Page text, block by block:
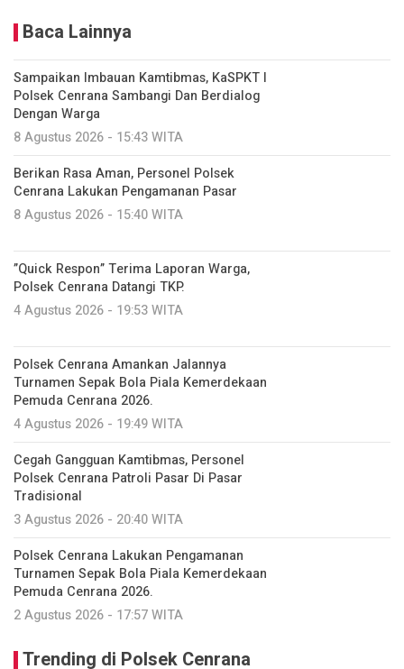
Baca Lainnya
‎Sampaikan Imbauan Kamtibmas, KaSPKT I
Polsek Cenrana Sambangi Dan Berdialog
Dengan Warga
8 Agustus 2026 - 15:43 WITA
‎Berikan Rasa Aman, Personel Polsek
Cenrana Lakukan Pengamanan Pasar
8 Agustus 2026 - 15:40 WITA
‎”Quick Respon” Terima Laporan Warga,
Polsek Cenrana Datangi TKP.
4 Agustus 2026 - 19:53 WITA
‎Polsek Cenrana Amankan Jalannya
Turnamen Sepak Bola Piala Kemerdekaan
Pemuda Cenrana 2026.
4 Agustus 2026 - 19:49 WITA
‎Cegah Gangguan Kamtibmas, Personel
Polsek Cenrana Patroli Pasar Di Pasar
Tradisional
3 Agustus 2026 - 20:40 WITA
‎Polsek Cenrana Lakukan Pengamanan
Turnamen Sepak Bola Piala Kemerdekaan
Pemuda Cenrana 2026.
2 Agustus 2026 - 17:57 WITA
Trending di Polsek Cenrana